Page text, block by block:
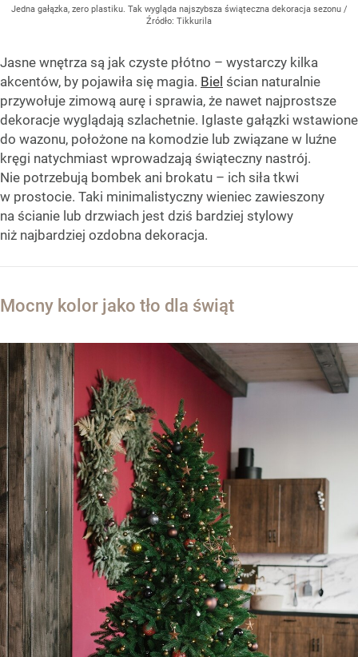
Jedna gałązka, zero plastiku. Tak wygląda najszybsza świąteczna dekoracja sezonu /
Źródło: Tikkurila
Jasne wnętrza są jak czyste płótno – wystarczy kilka
akcentów, by pojawiła się magia. Biel ścian naturalnie
przywołuje zimową aurę i sprawia, że nawet najprostsze
dekoracje wyglądają szlachetnie. Iglaste gałązki wstawione
do wazonu, położone na komodzie lub związane w luźne
kręgi natychmiast wprowadzają świąteczny nastrój.
Nie potrzebują bombek ani brokatu – ich siła tkwi
w prostocie. Taki minimalistyczny wieniec zawieszony
na ścianie lub drzwiach jest dziś bardziej stylowy
niż najbardziej ozdobna dekoracja.
Mocny kolor jako tło dla świąt